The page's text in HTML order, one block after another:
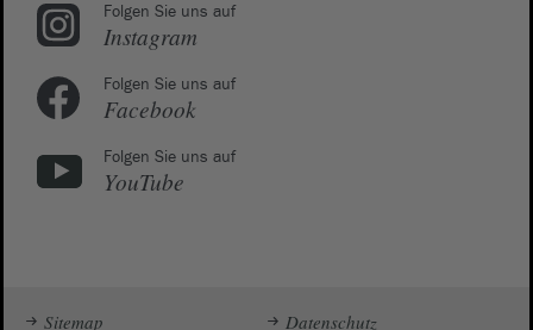
Folgen Sie uns auf
Instagram
Folgen Sie uns auf
Facebook
Folgen Sie uns auf
YouTube
Sitemap Datenschutz